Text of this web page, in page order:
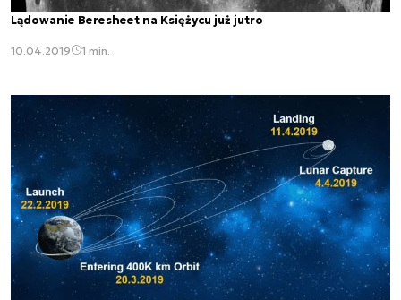
Lądowanie Beresheet na Księżycu już jutro
10.04.2019 1 min.